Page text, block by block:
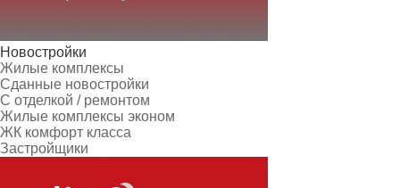
Новостройки
Жилые комплексы
Сданные новостройки
С отделкой / ремонтом
Жилые комплексы эконом
ЖК комфорт класса
Застройщики